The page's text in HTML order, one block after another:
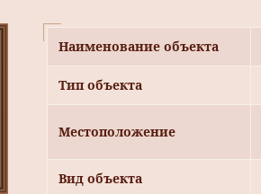
Наименование объекта
Тип объекта
Местоположение
Вид объекта